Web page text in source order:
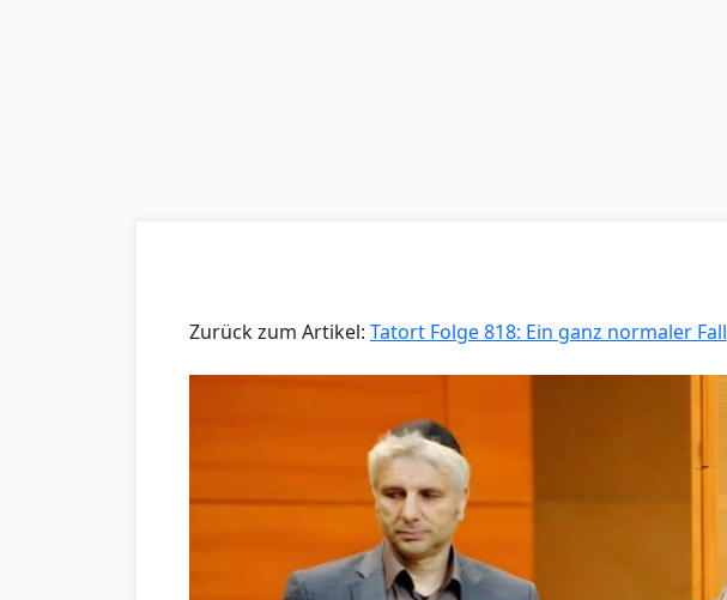
Zurück zum Artikel: Tatort Folge 818: Ein ganz normaler Fall